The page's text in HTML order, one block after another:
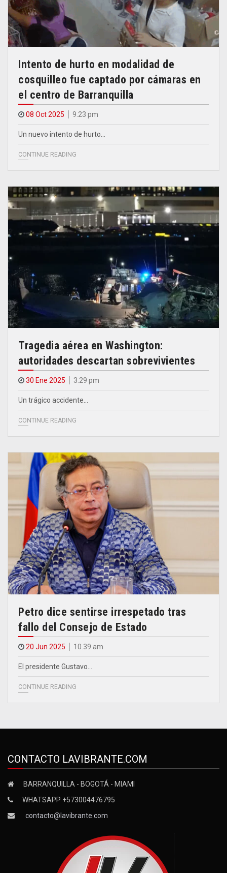
Intento de hurto en modalidad de
cosquilleo fue captado por cámaras en
el centro de Barranquilla
08 Oct 2025 9.23 pm
Un nuevo intento de hurto…
CONTINUE READING
Tragedia aérea en Washington:
autoridades descartan sobrevivientes
30 Ene 2025 3.29 pm
Un trágico accidente…
CONTINUE READING
Petro dice sentirse irrespetado tras
fallo del Consejo de Estado
20 Jun 2025 10.39 am
El presidente Gustavo…
CONTINUE READING
CONTACTO LAVIBRANTE.COM
BARRANQUILLA - BOGOTÁ - MIAMI
WHATSAPP +573004476795
contacto@lavibrante.com